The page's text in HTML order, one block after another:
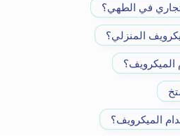
في الطهي؟
المنزلي؟
الميكرويف؟
الميكرويف؟